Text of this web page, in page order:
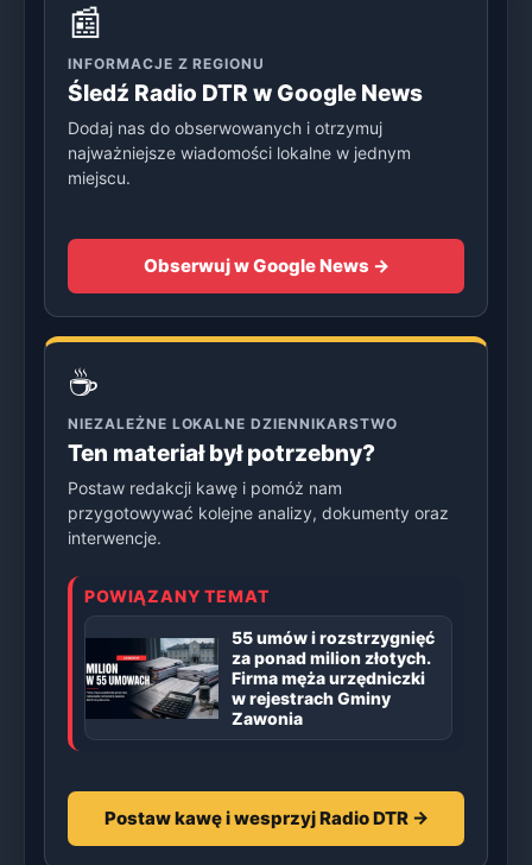
📰
INFORMACJE Z REGIONU
Śledź Radio DTR w Google News
Dodaj nas do obserwowanych i otrzymuj
najważniejsze wiadomości lokalne w jednym
miejscu.
Obserwuj w Google News →
☕
NIEZALEŻNE LOKALNE DZIENNIKARSTWO
Ten materiał był potrzebny?
Postaw redakcji kawę i pomóż nam
przygotowywać kolejne analizy, dokumenty oraz
interwencje.
POWIĄZANY TEMAT
55 umów i rozstrzygnięć
za ponad milion złotych.
Firma męża urzędniczki
w rejestrach Gminy
Zawonia
Postaw kawę i wesprzyj Radio DTR →